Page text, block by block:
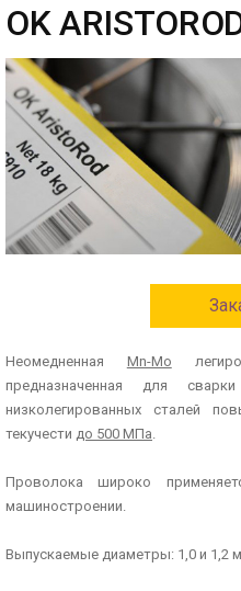
OK
Неомедненная Mn-Mo
предназначенная для
низколегированных сталей
текучести до 500 МПа
Проволока широко
машиностроении.
Выпускаемые диаметры: 1,0 и 1,2